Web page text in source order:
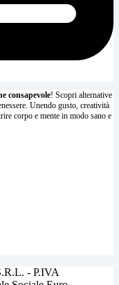
consapevole! Scopri alternative
Unendo gusto, creatività
corpo e mente in modo sano e
- P.IVA